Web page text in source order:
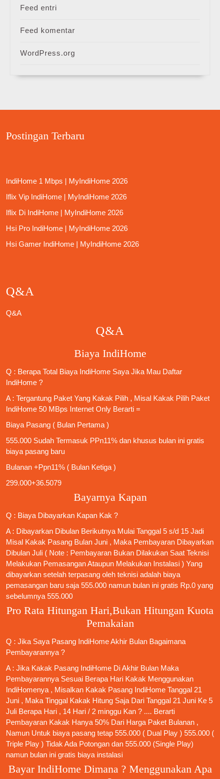
Feed entri
Feed komentar
WordPress.org
Postingan Terbaru
IndiHome 1 Mbps | MyIndiHome 2026
Iflix Vip IndiHome | MyIndiHome 2026
Iflix Di IndiHome | MyIndiHome 2026
Hsi Pro IndiHome | MyIndiHome 2026
Hsi Gamer IndiHome | MyIndiHome 2026
Q&A
Q&A
Q&A
Biaya IndiHome
Q : Berapa Total Biaya IndiHome Saya Jika Mau Daftar
IndiHome ?
A : Tergantung Paket Yang Kakak Pilih , Misal Kakak Pilih Paket
IndiHome 50 MBps Internet Only Berarti =
Biaya Pasang ( Bulan Pertama )
555.000 Sudah Termasuk PPn11% dan khusus bulan ini gratis
biaya pasang baru
Bulanan +Ppn11% ( Bulan Ketiga )
299.000+36.5079
Bayarnya Kapan
Q : Biaya Dibayarkan Kapan Kak ?
A : Dibayarkan Dibulan Berikutnya Mulai Tanggal 5 s/d 15 Jadi
Misal Kakak Pasang Bulan Juni , Maka Pembayaran Dibayarkan
Dibulan Juli ( Note : Pembayaran Bukan Dilakukan Saat Teknisi
Melakukan Pemasangan Ataupun Melakukan Instalasi ) Yang
dibayarkan setelah terpasang oleh teknisi adalah biaya
pemasangan baru saja 555.000 namun bulan ini gratis Rp.0 yang
sebelumnya 555.000
Pro Rata Hitungan Hari,Bukan Hitungan Kuota
Pemakaian
Q : Jika Saya Pasang IndiHomeAkhir Bulan Bagaimana
Pembayarannya ?
A : Jika Kakak Pasang IndiHome Di Akhir Bulan Maka
Pembayarannya Sesuai Berapa Hari Kakak Menggunakan
IndiHomenya , Misalkan Kakak Pasang IndiHome Tanggal 21
Juni , Maka Tinggal Kakak Hitung Saja Dari Tanggal 21 Juni Ke 5
Juli Berapa Hari , 14 Hari / 2 minggu Kan ? .... Berarti
Pembayaran Kakak Hanya 50% Dari Harga Paket Bulanan ,
Namun Untuk biaya pasang tetap 555.000 ( Dual Play ) 555.000 (
Triple Play ) Tidak Ada Potongan dan 555.000 (Single Play)
namun bulan ini gratis biaya instalasi
Bayar IndiHome Dimana ? Menggunakan Apa